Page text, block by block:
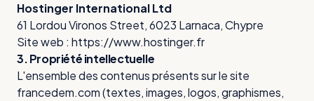
Hostinger International Ltd
61 Lordou Vironos Street, 6023 Larnaca, Chypre
Site web : https://www.hostinger.fr
3. Propriété intellectuelle
L'ensemble des contenus présents sur le site
francedem.com (textes, images, logos, graphismes,